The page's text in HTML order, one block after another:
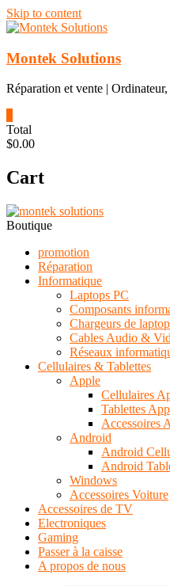
Skip to content
Montek Solutions
Réparation et vente |
Total
$0.00
Cart
Boutique
promotion
Réparation
Informatique
Laptops PC
Composants
Chargeurs de laptop
Cables Audio &
Réseaux
Cellulaires & Tablettes
Apple
Cellulaires
Tablettes
Accessoires
Android
Android
Android
Windows
Accessoires Voiture
Accessoires de TV
Electroniques
Gaming
Passer à la caisse
A propos de nous